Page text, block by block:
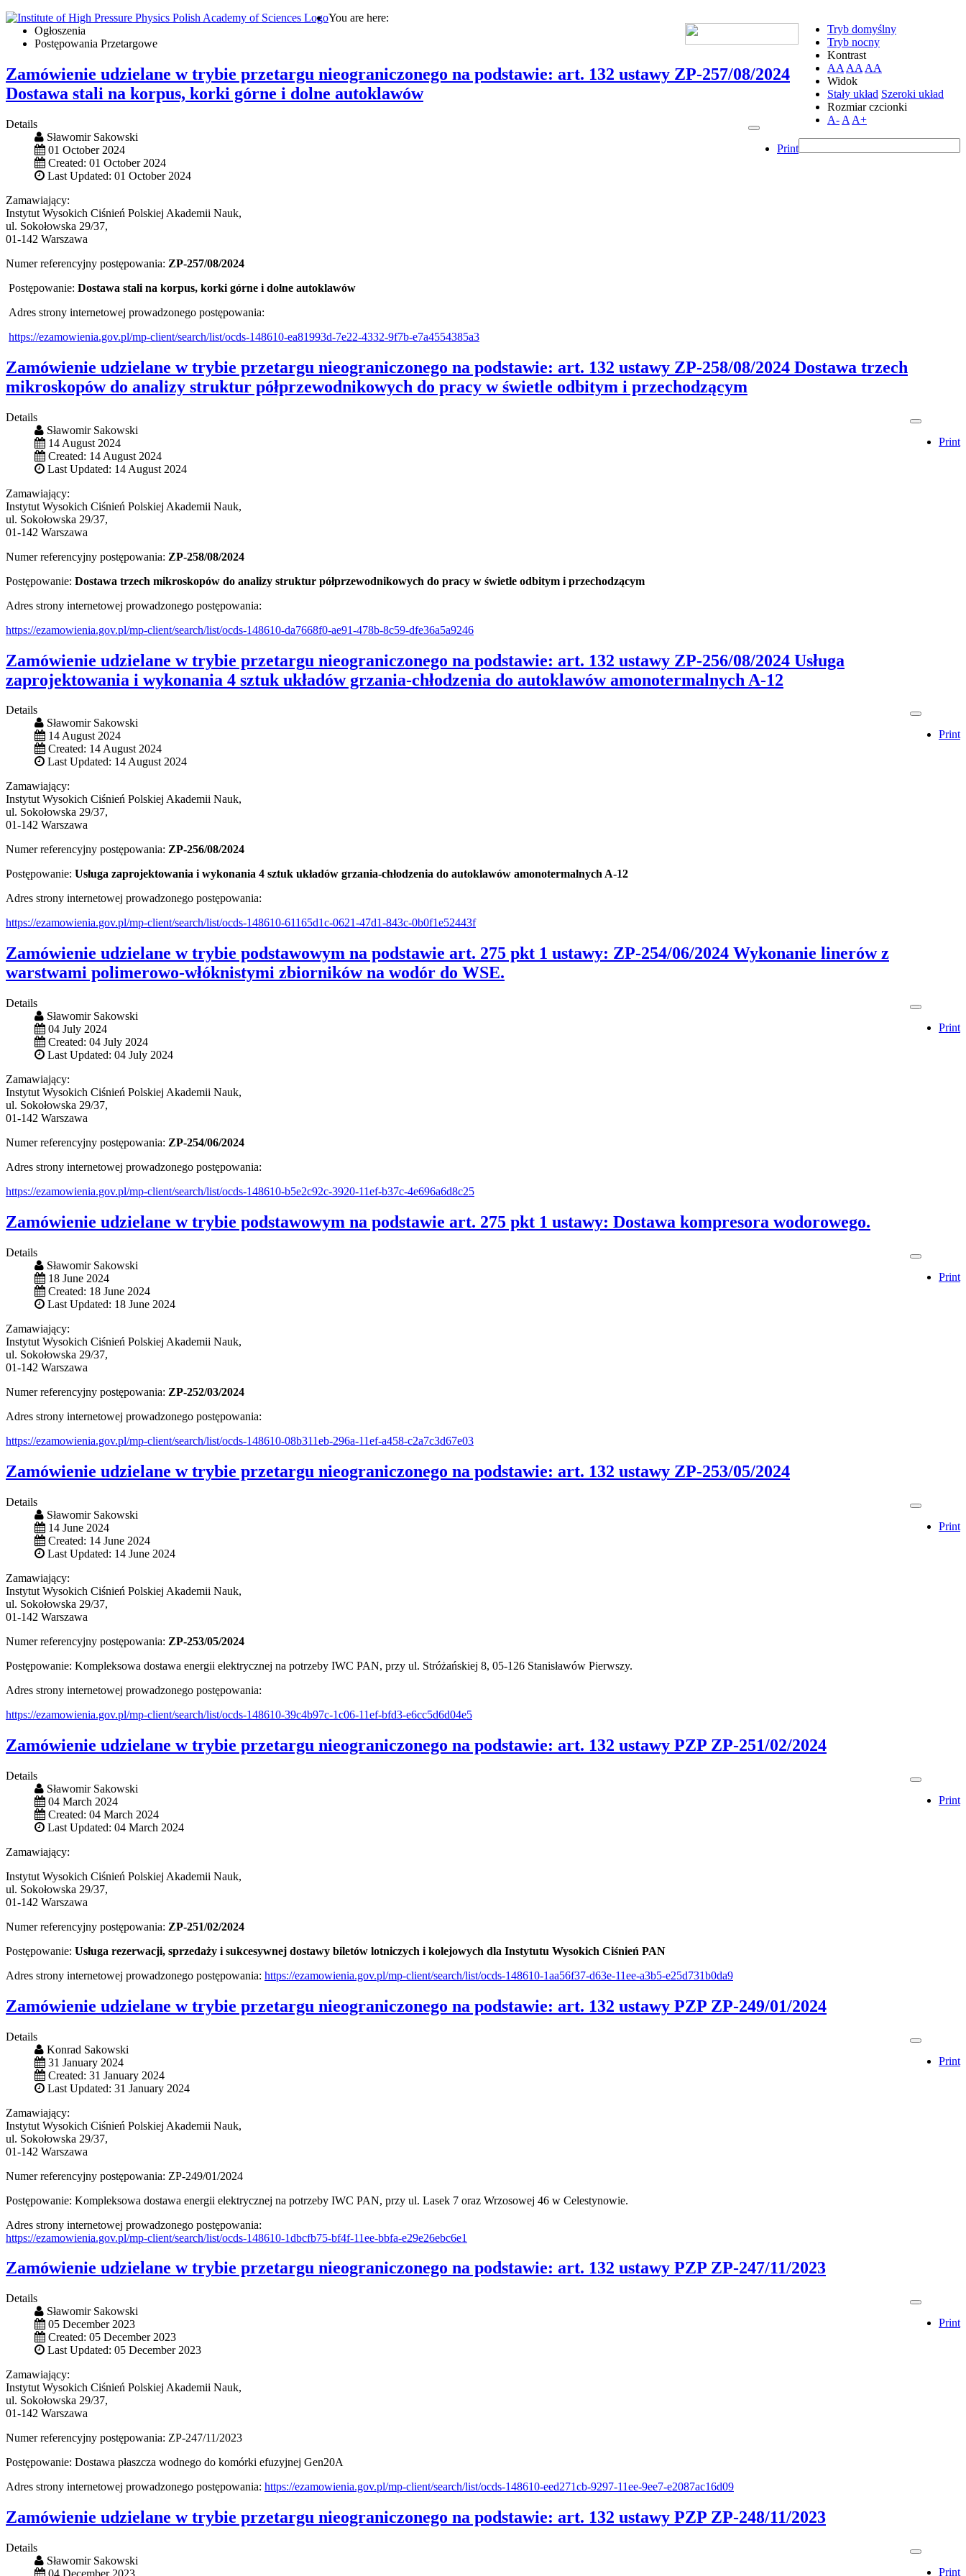
Tryb domyślny
Tryb nocny
Kontrast
AA AA AA
Widok
Stały układ Szeroki układ
Rozmiar czcionki
A- A A+
You are here:
Ogłoszenia
Postępowania Przetargowe
Zamówienie udzielane w trybie przetargu nieograniczonego na podstawie: art. 132 ustawy ZP-257/08/2024
Dostawa stali na korpus, korki górne i dolne autoklawów
Print
Details
Sławomir Sakowski
01 October 2024
Created: 01 October 2024
Last Updated: 01 October 2024
Zamawiający:
Instytut Wysokich Ciśnień Polskiej Akademii Nauk,
ul. Sokołowska 29/37,
01-142 Warszawa
Numer referencyjny postępowania: ZP-257/08/2024
Postępowanie: Dostawa stali na korpus, korki górne i dolne autoklawów
Adres strony internetowej prowadzonego postępowania:
https://ezamowienia.gov.pl/mp-client/search/list/ocds-148610-ea81993d-7e22-4332-9f7b-e7a4554385a3
Zamówienie udzielane w trybie przetargu nieograniczonego na podstawie: art. 132 ustawy ZP-258/08/2024 Dostawa trzech
mikroskopów do analizy struktur półprzewodnikowych do pracy w świetle odbitym i przechodzącym
Print
Details
Sławomir Sakowski
14 August 2024
Created: 14 August 2024
Last Updated: 14 August 2024
Zamawiający:
Instytut Wysokich Ciśnień Polskiej Akademii Nauk,
ul. Sokołowska 29/37,
01-142 Warszawa
Numer referencyjny postępowania: ZP-258/08/2024
Postępowanie: Dostawa trzech mikroskopów do analizy struktur półprzewodnikowych do pracy w świetle odbitym i przechodzącym
Adres strony internetowej prowadzonego postępowania:
https://ezamowienia.gov.pl/mp-client/search/list/ocds-148610-da7668f0-ae91-478b-8c59-dfe36a5a9246
Zamówienie udzielane w trybie przetargu nieograniczonego na podstawie: art. 132 ustawy ZP-256/08/2024 Usługa
zaprojektowania i wykonania 4 sztuk układów grzania-chłodzenia do autoklawów amonotermalnych A-12
Print
Details
Sławomir Sakowski
14 August 2024
Created: 14 August 2024
Last Updated: 14 August 2024
Zamawiający:
Instytut Wysokich Ciśnień Polskiej Akademii Nauk,
ul. Sokołowska 29/37,
01-142 Warszawa
Numer referencyjny postępowania: ZP-256/08/2024
Postępowanie: Usługa zaprojektowania i wykonania 4 sztuk układów grzania-chłodzenia do autoklawów amonotermalnych A-12
Adres strony internetowej prowadzonego postępowania:
https://ezamowienia.gov.pl/mp-client/search/list/ocds-148610-61165d1c-0621-47d1-843c-0b0f1e52443f
Zamówienie udzielane w trybie podstawowym na podstawie art. 275 pkt 1 ustawy: ZP-254/06/2024 Wykonanie linerów z
warstwami polimerowo-włóknistymi zbiorników na wodór do WSE.
Print
Details
Sławomir Sakowski
04 July 2024
Created: 04 July 2024
Last Updated: 04 July 2024
Zamawiający:
Instytut Wysokich Ciśnień Polskiej Akademii Nauk,
ul. Sokołowska 29/37,
01-142 Warszawa
Numer referencyjny postępowania: ZP-254/06/2024
Adres strony internetowej prowadzonego postępowania:
https://ezamowienia.gov.pl/mp-client/search/list/ocds-148610-b5e2c92c-3920-11ef-b37c-4e696a6d8c25
Zamówienie udzielane w trybie podstawowym na podstawie art. 275 pkt 1 ustawy: Dostawa kompresora wodorowego.
Print
Details
Sławomir Sakowski
18 June 2024
Created: 18 June 2024
Last Updated: 18 June 2024
Zamawiający:
Instytut Wysokich Ciśnień Polskiej Akademii Nauk,
ul. Sokołowska 29/37,
01-142 Warszawa
Numer referencyjny postępowania: ZP-252/03/2024
Adres strony internetowej prowadzonego postępowania:
https://ezamowienia.gov.pl/mp-client/search/list/ocds-148610-08b311eb-296a-11ef-a458-c2a7c3d67e03
Zamówienie udzielane w trybie przetargu nieograniczonego na podstawie: art. 132 ustawy ZP-253/05/2024
Print
Details
Sławomir Sakowski
14 June 2024
Created: 14 June 2024
Last Updated: 14 June 2024
Zamawiający:
Instytut Wysokich Ciśnień Polskiej Akademii Nauk,
ul. Sokołowska 29/37,
01-142 Warszawa
Numer referencyjny postępowania: ZP-253/05/2024
Postępowanie: Kompleksowa dostawa energii elektrycznej na potrzeby IWC PAN, przy ul. Stróżańskiej 8, 05-126 Stanisławów Pierwszy.
Adres strony internetowej prowadzonego postępowania:
https://ezamowienia.gov.pl/mp-client/search/list/ocds-148610-39c4b97c-1c06-11ef-bfd3-e6cc5d6d04e5
Zamówienie udzielane w trybie przetargu nieograniczonego na podstawie: art. 132 ustawy PZP ZP-251/02/2024
Print
Details
Sławomir Sakowski
04 March 2024
Created: 04 March 2024
Last Updated: 04 March 2024
Zamawiający:
Instytut Wysokich Ciśnień Polskiej Akademii Nauk,
ul. Sokołowska 29/37,
01-142 Warszawa
Numer referencyjny postępowania: ZP-251/02/2024
Postępowanie: Usługa rezerwacji, sprzedaży i sukcesywnej dostawy biletów lotniczych i kolejowych dla Instytutu Wysokich Ciśnień PAN
Adres strony internetowej prowadzonego postępowania: https://ezamowienia.gov.pl/mp-client/search/list/ocds-148610-1aa56f37-d63e-11ee-a3b5-e25d731b0da9
Zamówienie udzielane w trybie przetargu nieograniczonego na podstawie: art. 132 ustawy PZP ZP-249/01/2024
Print
Details
Konrad Sakowski
31 January 2024
Created: 31 January 2024
Last Updated: 31 January 2024
Zamawiający:
Instytut Wysokich Ciśnień Polskiej Akademii Nauk,
ul. Sokołowska 29/37,
01-142 Warszawa
Numer referencyjny postępowania: ZP-249/01/2024
Postępowanie: Kompleksowa dostawa energii elektrycznej na potrzeby IWC PAN, przy ul. Lasek 7 oraz Wrzosowej 46 w Celestynowie.
Adres strony internetowej prowadzonego postępowania:
https://ezamowienia.gov.pl/mp-client/search/list/ocds-148610-1dbcfb75-bf4f-11ee-bbfa-e29e26ebc6e1
Zamówienie udzielane w trybie przetargu nieograniczonego na podstawie: art. 132 ustawy PZP ZP-247/11/2023
Print
Details
Sławomir Sakowski
05 December 2023
Created: 05 December 2023
Last Updated: 05 December 2023
Zamawiający:
Instytut Wysokich Ciśnień Polskiej Akademii Nauk,
ul. Sokołowska 29/37,
01-142 Warszawa
Numer referencyjny postępowania: ZP-247/11/2023
Postępowanie: Dostawa płaszcza wodnego do komórki efuzyjnej Gen20A
Adres strony internetowej prowadzonego postępowania: https://ezamowienia.gov.pl/mp-client/search/list/ocds-148610-eed271cb-9297-11ee-9ee7-e2087ac16d09
Zamówienie udzielane w trybie przetargu nieograniczonego na podstawie: art. 132 ustawy PZP ZP-248/11/2023
Print
Details
Sławomir Sakowski